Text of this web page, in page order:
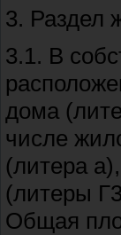
3. Раздел
3.1. В
дома
числе
(литера
(литеры
Общая